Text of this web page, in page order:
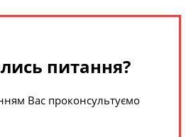
питання?
Вас проконсультуємо